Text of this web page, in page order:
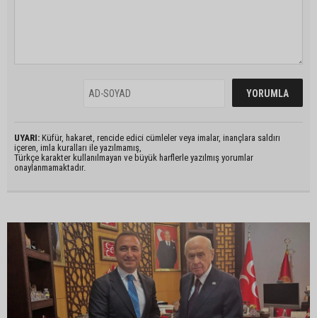
UYARI: Küfür, hakaret, rencide edici cümleler veya imalar, inançlara saldırı
içeren, imla kuralları ile yazılmamış,
Türkçe karakter kullanılmayan ve büyük harflerle yazılmış yorumlar
onaylanmamaktadır.